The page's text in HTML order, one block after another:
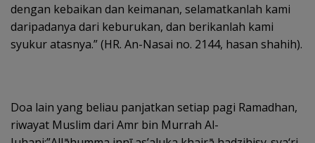
dengan kebaikan dan keimanan, selamatkanlah kami
daripadanya dari keburukan, dan berikanlah kami
syukur atasnya.” (HR. An-Nasai no. 2144, hasan shahih).
Doa lain yang beliau panjatkan setiap pagi Ramadhan,
riwayat Muslim dari Amr bin Murrah Al-